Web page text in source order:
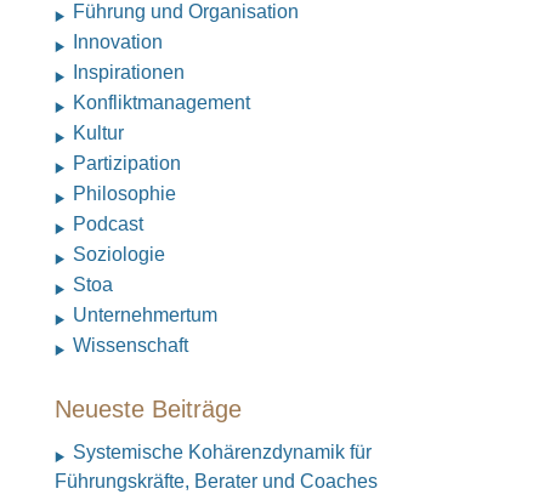
Führung und Organisation
Innovation
Inspirationen
Konfliktmanagement
Kultur
Partizipation
Philosophie
Podcast
Soziologie
Stoa
Unternehmertum
Wissenschaft
Neueste Beiträge
Systemische Kohärenzdynamik für
Führungskräfte, Berater und Coaches